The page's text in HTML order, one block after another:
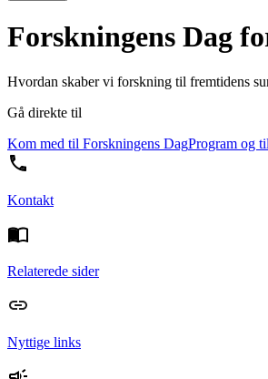
Forskningens Dag
Hvordan skaber vi forskning til fremtidens
Gå direkte til
Kom med til Forskningens DagProgram og
Kontakt
Relaterede sider
Nyttige links